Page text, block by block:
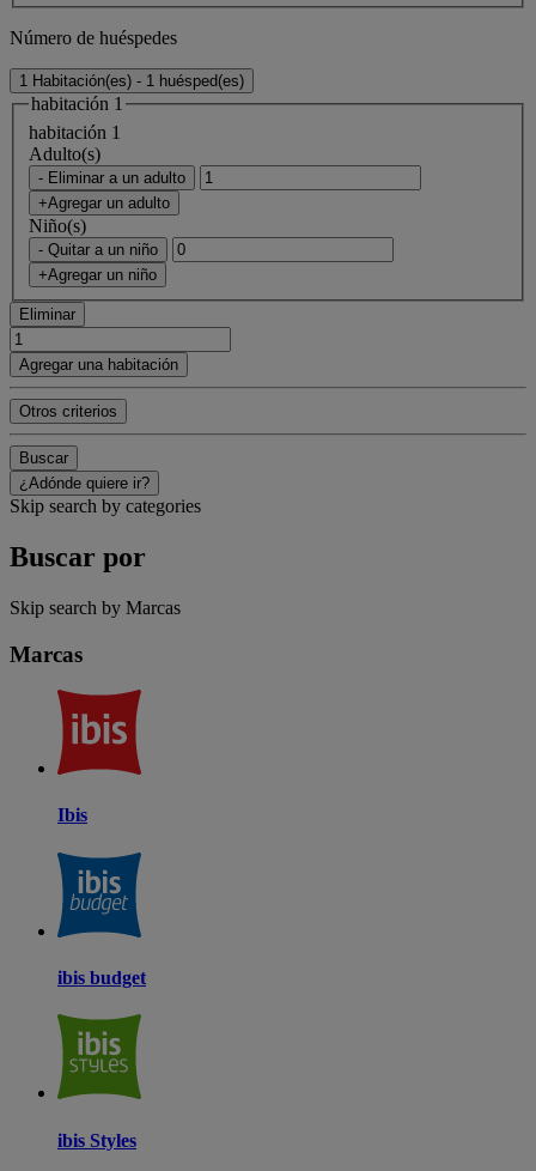
Número de huéspedes
1 Habitación(es) - 1 huésped(es)
habitación 1
habitación 1
Adulto(s)
- Eliminar a un adulto
+Agregar un adulto
Niño(s)
- Quitar a un niño
+Agregar un niño
Eliminar
Agregar una habitación
Otros criterios
Buscar
¿Adónde quiere ir?
Skip search by categories
Buscar por
Skip search by Marcas
Marcas
Ibis
ibis budget
ibis Styles